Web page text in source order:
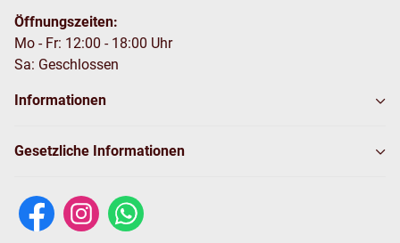
Öffnungszeiten:
Mo - Fr: 12:00 - 18:00 Uhr
Sa: Geschlossen
Informationen
Gesetzliche Informationen